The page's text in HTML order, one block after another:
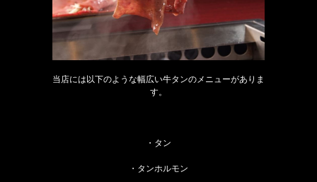
当店には以下のような幅広い牛タンのメニューがありま
す。
・タン
・タンホルモン